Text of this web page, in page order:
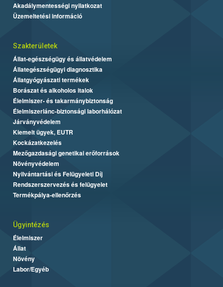
Akadálymentességi nyilatkozat
Üzemeltetési információ
Szakterületek
Állat-egészségügy és állatvédelem
Állategészségügyi diagnosztika
Állatgyógyászati termékek
Borászat és alkoholos italok
Élelmiszer- és takarmánybiztonság
Élelmiszerlánc-biztonsági laborhálózat
Járványvédelem
Kiemelt ügyek, EUTR
Kockázatkezelés
Mezőgazdasági genetikai erőforrások
Növényvédelem
Nyilvántartási és Felügyeleti Díj
Rendszerszervezés és felügyelet
Termékpálya-ellenőrzés
Ügyintézés
Élelmiszer
Állat
Növény
Labor/Egyéb